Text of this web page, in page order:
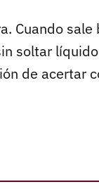
Cuando sale
soltar
de acertar